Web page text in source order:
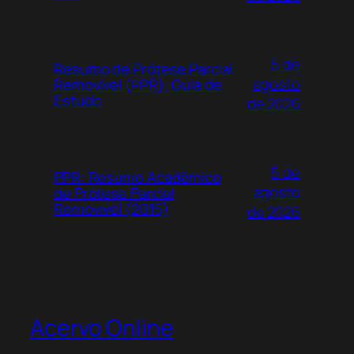
download gratuito diretamente neste
Resumo de Prótese Parcial
Removível (PPR): Guia de
Estudo
5 de
agosto
de 2026
PPR: Resumo Acadêmico
de Prótese Parcial
Removível (2015)
5 de
agosto
de 2026
Acervo Online